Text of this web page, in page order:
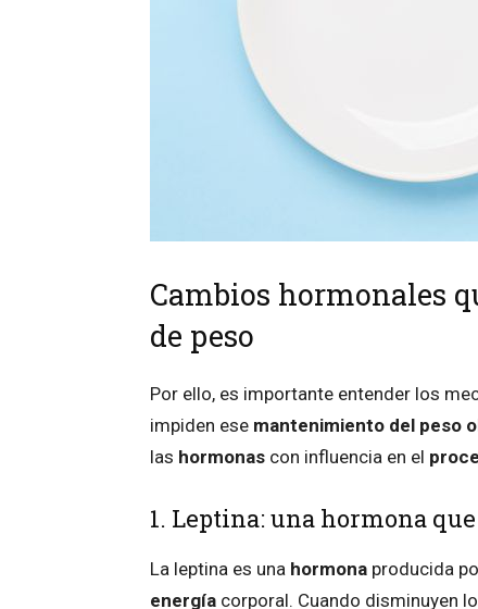
Cambios hormonales
de peso
Por ello, es importante entender los
impiden ese mantenimiento del peso
las hormonas con influencia en el
1. Leptina: una hormona
La leptina es una hormona producida
energía corporal. Cuando disminuyen